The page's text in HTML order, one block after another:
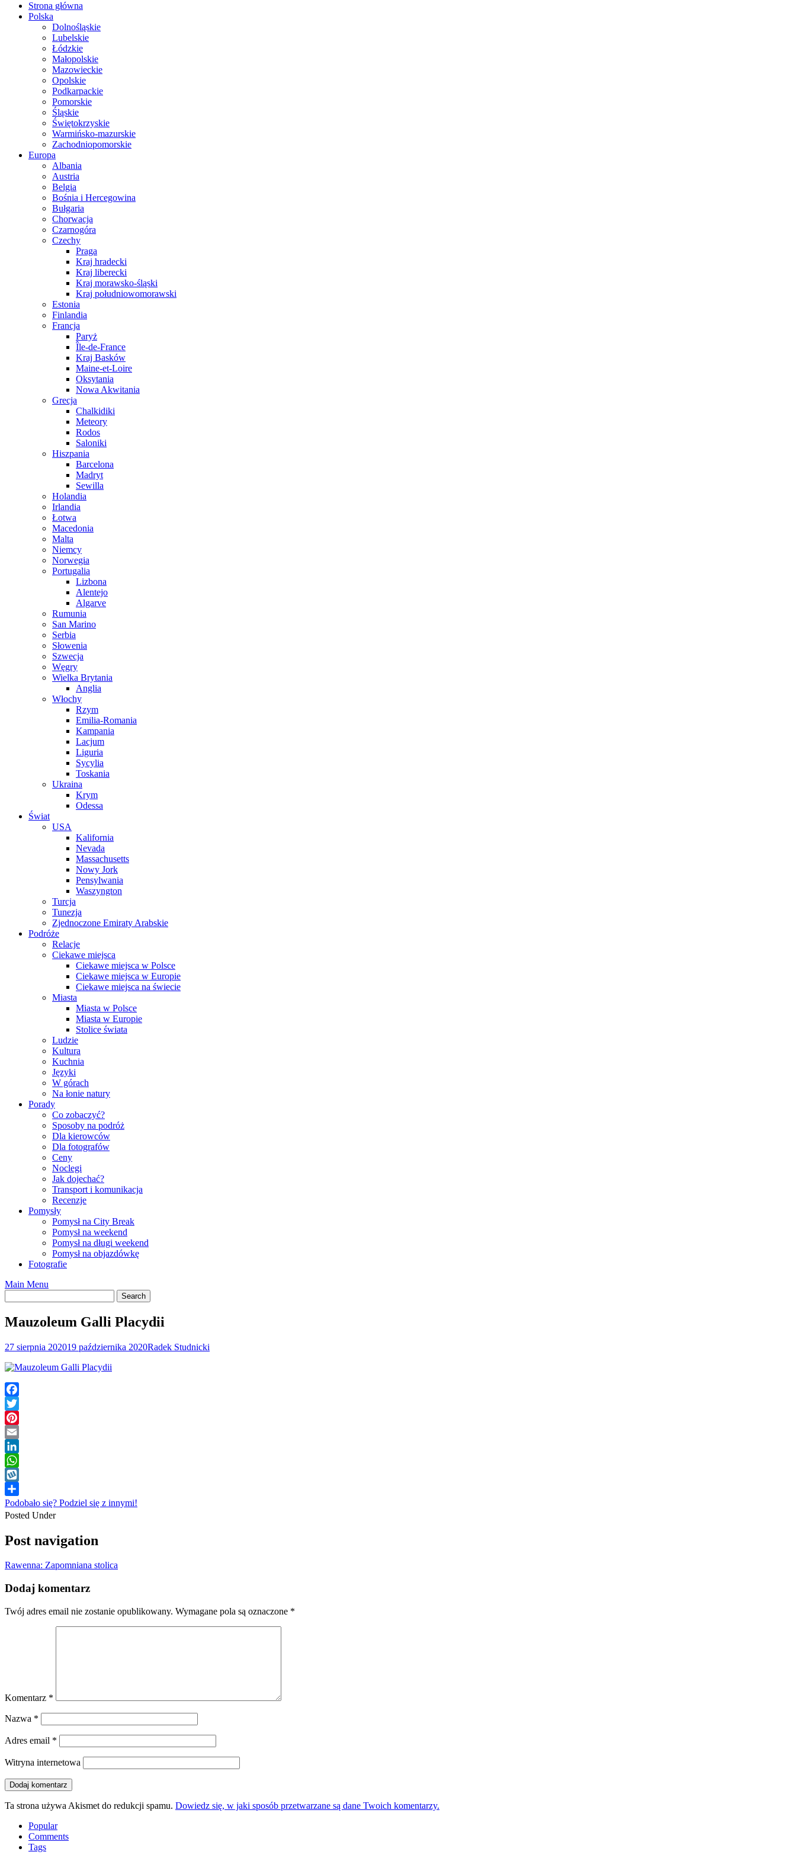
Strona główna
Polska
Dolnośląskie
Lubelskie
Łódzkie
Małopolskie
Mazowieckie
Opolskie
Podkarpackie
Pomorskie
Śląskie
Świętokrzyskie
Warmińsko-mazurskie
Zachodniopomorskie
Europa
Albania
Austria
Belgia
Bośnia i Hercegowina
Bułgaria
Chorwacja
Czarnogóra
Czechy
Praga
Kraj hradecki
Kraj liberecki
Kraj morawsko-śląski
Kraj południowomorawski
Estonia
Finlandia
Francja
Paryż
Île-de-France
Kraj Basków
Maine-et-Loire
Oksytania
Nowa Akwitania
Grecja
Chalkidiki
Meteory
Rodos
Saloniki
Hiszpania
Barcelona
Madryt
Sewilla
Holandia
Irlandia
Łotwa
Macedonia
Malta
Niemcy
Norwegia
Portugalia
Lizbona
Alentejo
Algarve
Rumunia
San Marino
Serbia
Słowenia
Szwecja
Węgry
Wielka Brytania
Anglia
Włochy
Rzym
Emilia-Romania
Kampania
Lacjum
Liguria
Sycylia
Toskania
Ukraina
Krym
Odessa
Świat
USA
Kalifornia
Nevada
Massachusetts
Nowy Jork
Pensylwania
Waszyngton
Turcja
Tunezja
Zjednoczone Emiraty Arabskie
Podróże
Relacje
Ciekawe miejsca
Ciekawe miejsca w Polsce
Ciekawe miejsca w Europie
Ciekawe miejsca na świecie
Miasta
Miasta w Polsce
Miasta w Europie
Stolice świata
Ludzie
Kultura
Kuchnia
Języki
W górach
Na łonie natury
Porady
Co zobaczyć?
Sposoby na podróż
Dla kierowców
Dla fotografów
Ceny
Noclegi
Jak dojechać?
Transport i komunikacja
Recenzje
Pomysły
Pomysł na City Break
Pomysł na weekend
Pomysł na długi weekend
Pomysł na objazdówkę
Fotografie
Main Menu
Mauzoleum Galli Placydii
27 sierpnia 202019 października 2020Radek Studnicki
Facebook
Twitter
Pinterest
Email
LinkedIn
WhatsApp
Wykop
Podobało się? Podziel się z innymi!
Posted Under
Post navigation
Rawenna: Zapomniana stolica
Dodaj komentarz
Twój adres email nie zostanie opublikowany. Wymagane pola są oznaczone *
Komentarz *
Nazwa *
Adres email *
Witryna internetowa
Ta strona używa Akismet do redukcji spamu. Dowiedz się, w jaki sposób przetwarzane są dane Twoich komentarzy.
Popular
Comments
Tags